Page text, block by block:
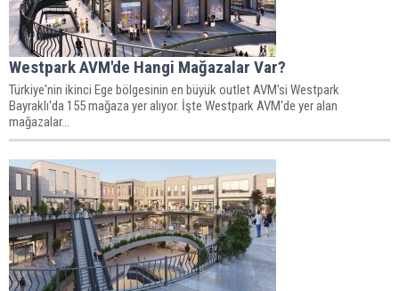
Westpark AVM'de Hangi Mağazalar Var?
Türkiye'nin ikinci Ege bölgesinin en büyük outlet AVM'si Westpark
Bayraklı'da 155 mağaza yer alıyor. İşte Westpark AVM'de yer alan
mağazalar...